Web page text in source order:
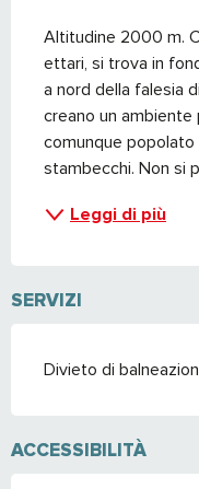
Altitudine 2000 m.
ettari, si trova in
a nord della falesia
creano un
comunque
stambecchi. Non si
Leggi di più
SERVIZI
Divieto di
ACCESSIBILITÀ